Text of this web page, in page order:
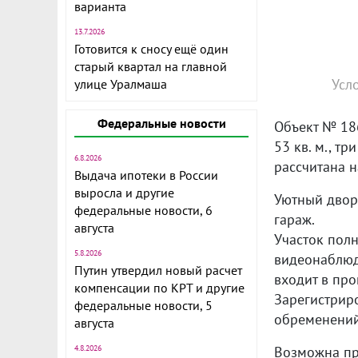
варианта
13.7.2026
Готовится к сносу ещё один
старый квартал на главной
улице Уралмаша
Федеральные новости
6.8.2026
Выдача ипотеки в России
выросла и другие
федеральные новости, 6
августа
5.8.2026
Путин утвердил новый расчет
компенсации по КРТ и другие
федеральные новости, 5
августа
4.8.2026
Объект №
53 кв. м.,
рассчитана
Уютный
гараж.
Участок
входит в
Возможна